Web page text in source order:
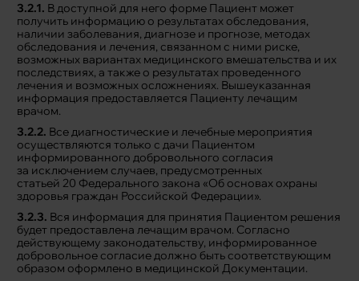
3.2.1. В доступной для него форме Пациент может
получить информацию о результатах обследования,
наличии заболевания, диагнозе и прогнозе, методах
обследования и лечения, связанном с ними риске,
возможных вариантах медицинского вмешательства и их
последствиях, а также о результатах проведенного
лечения и возможных осложнениях. Вышеуказанная
информация предоставляется Пациенту лечащим
врачом.
3.2.2. Все диагностические и лечебные мероприятия
осуществляются только с дачи Пациентом
информированного добровольного согласия
за исключением случаев, предусмотренных
статьей 20 Федерального закона «Об основах охраны
здоровья граждан Российской Федерации».
3.2.3. Вся информация для принятия Пациентом решения
будет предоставлена лечащим врачом. Согласно
действующему законодательству, информированное
добровольное согласие должно быть соответствующим
образом оформлено в медицинской Документации.